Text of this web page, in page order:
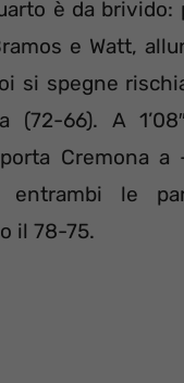
è da brivido:
e Watt,
si spegne
(72-66). A
Cremona a
entrambi le
il 78-75.